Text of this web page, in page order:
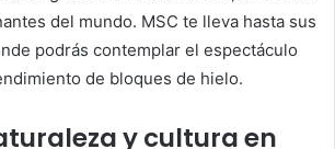
del mundo. MSC te lleva hasta sus
podrás contemplar el espectáculo
de bloques de hielo.
y cultura en